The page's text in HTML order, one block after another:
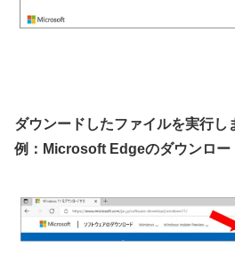
ダウンードしたファイルを実行し
例：Microsoft Edgeのダウンロー